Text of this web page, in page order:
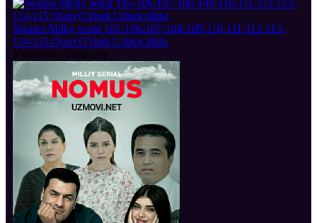
Nomus Milliy serial 105-106-107-108-109-110-111-112-113-
114-115 Qism O'zbek Uzbek tilida
Узбекские Сериалы